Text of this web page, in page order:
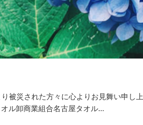
被災された方々に心よりお見舞い申し
ル卸商業組合名古屋タオル...